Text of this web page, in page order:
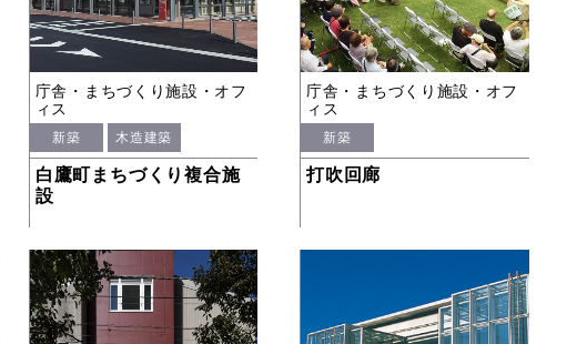
庁舎・まちづくり施設・オフ
ィス
新築 木造建築
白鷹町まちづくり複合施
設
庁舎・まちづくり施設・オフ
ィス
新築
打吹回廊